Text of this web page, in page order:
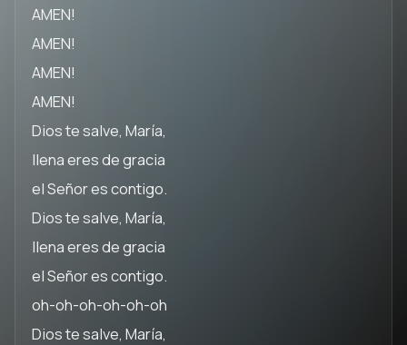
AMEN!
AMEN!
AMEN!
AMEN!
Dios te salve, María,
llena eres de gracia
el Señor es contigo.
Dios te salve, María,
llena eres de gracia
el Señor es contigo.
oh-oh-oh-oh-oh-oh
Dios te salve, María,